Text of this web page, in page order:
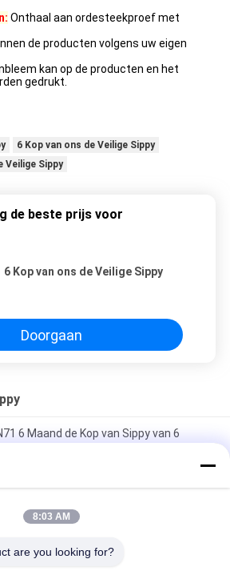
Onthaal aan ordesteekproef met
de producten volgens uw eigen
kan op de producten en het
gedrukt.
6 Kop van ons de Veilige Sippy
Veilige Sippy
de beste prijs voor
6 Kop van ons de Veilige Sippy
Doorgaan
6 Maand de Kop van Sippy van 6
Babysippy van Onssundelight de
van Morserij niet Jongens BPA 6
8:03 AM
are you looking for?